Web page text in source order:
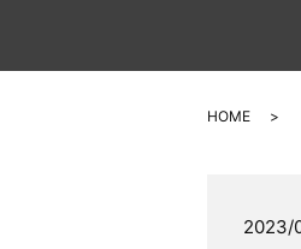
HOME
2023/